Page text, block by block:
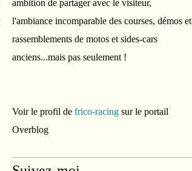
ambition de partager avec le visiteur,
l'ambiance incomparable des courses, démos et
rassemblements de motos et sides-cars
anciens...mais pas seulement !
Voir le profil de frico-racing sur le portail
Overblog